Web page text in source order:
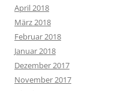
April 2018
März 2018
Februar 2018
Januar 2018
Dezember 2017
November 2017